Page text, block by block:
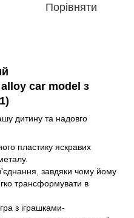
Порівняти
car model з
дитину та надовго
пластику яскравих
завдяки чому йому
трансформувати в
з іграшками-